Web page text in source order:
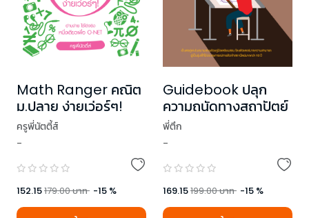
Math Ranger คณิต
ม.ปลาย ง่ายเว่อร์ๆ!
ครูพี่นัตตี้ส์
-
152.15179.00บาท -15 %
Guidebook ปลุก
ความถนัดทางสถาปัตย์
พี่ตึก
-
169.15199.00บาท -15 %